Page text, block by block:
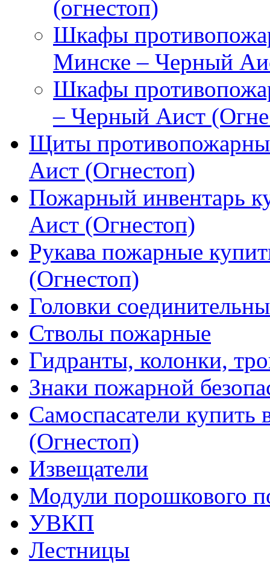
(огнестоп)
Шкафы
Минске – Черный
Шкафы
– Черный Аист
Щиты
Аист (Огнестоп)
Пожарный инвентарь
Аист (Огнестоп)
Рукава пожарные
(Огнестоп)
Головки
Стволы пожарные
Гидранты, колонки,
Знаки пожарной
Самоспасатели
(Огнестоп)
Извещатели
Модули порошкового
УВКП
Лестницы